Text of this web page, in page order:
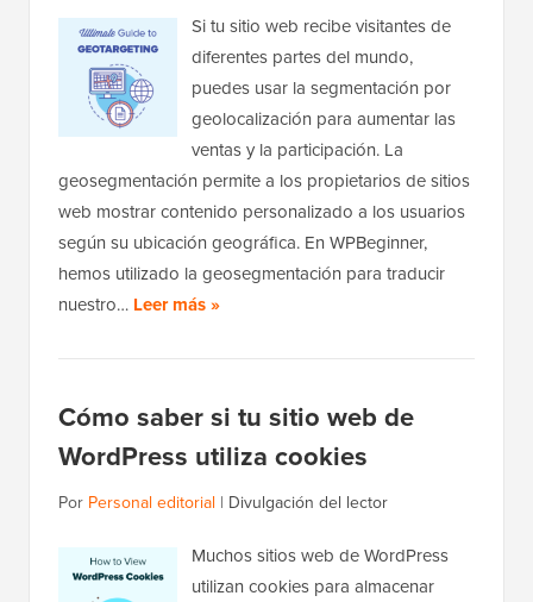
Si tu sitio web recibe visitantes de
diferentes partes del mundo,
puedes usar la segmentación por
geolocalización para aumentar las
ventas y la participación. La
geosegmentación permite a los propietarios de sitios
web mostrar contenido personalizado a los usuarios
según su ubicación geográfica. En WPBeginner,
hemos utilizado la geosegmentación para traducir
nuestro… Leer más »
Cómo saber si tu sitio web de
WordPress utiliza cookies
Por Personal editorial | Divulgación del lector
Muchos sitios web de WordPress
utilizan cookies para almacenar